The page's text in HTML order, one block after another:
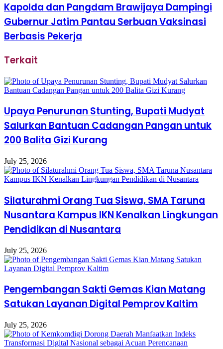
Kapolda dan Pangdam Brawijaya Dampingi
Gubernur Jatim Pantau Serbuan Vaksinasi
Berbasis Pekerja
Terkait
Upaya Penurunan Stunting, Bupati Mudyat
Salurkan Bantuan Cadangan Pangan untuk
200 Balita Gizi Kurang
July 25, 2026
Silaturahmi Orang Tua Siswa, SMA Taruna
Nusantara Kampus IKN Kenalkan Lingkungan
Pendidikan di Nusantara
July 25, 2026
Pengembangan Sakti Gemas Kian Matang
Satukan Layanan Digital Pemprov Kaltim
July 25, 2026